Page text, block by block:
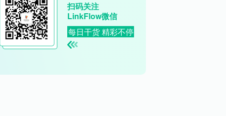
扫码关注
LinkFlow微信
每日干货 精彩不停